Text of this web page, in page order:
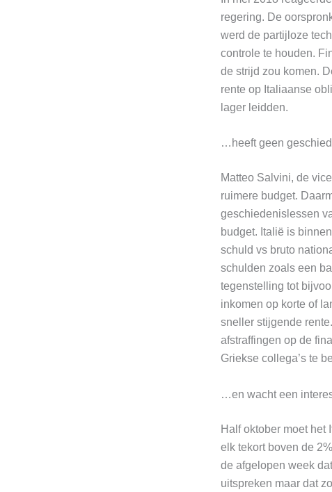
regering. De
werd de partijloze
controle te houden.
de strijd zou komen.
rente op Italiaanse
lager leidden.
…heeft geen
Matteo Salvini, de
ruimere budget.
geschiedenislessen
budget. Italië is
schuld vs bruto
schulden zoals een
tegenstelling tot
inkomen op korte of
sneller stijgende
afstraffingen op de
Griekse collega’s
…en wacht een
Half oktober moet
elk tekort boven de
de afgelopen week
uitspreken maar dat